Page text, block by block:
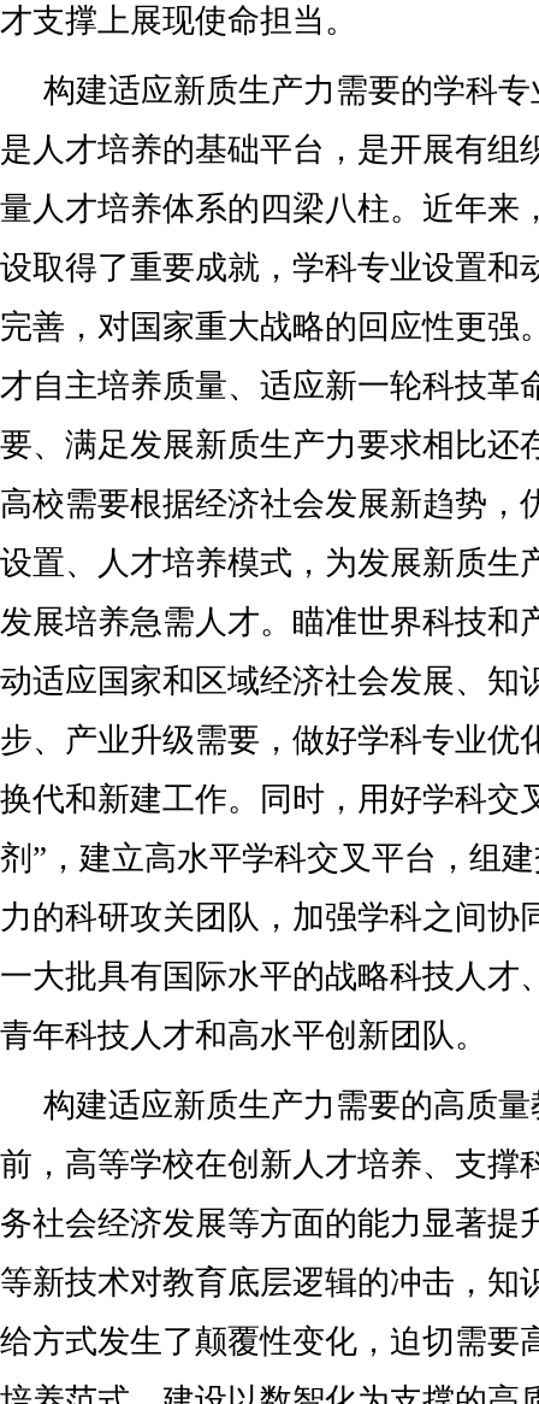
才支撑上展现使命担当。
构建适应新质生产力需要的学科
是人才培养的基础平台，是开展有组
量人才培养体系的四梁八柱。近年来
设取得了重要成就，学科专业设置和
完善，对国家重大战略的回应性更强
才自主培养质量、适应新一轮科技革
要、满足发展新质生产力要求相比还
高校需要根据经济社会发展新趋势，
设置、人才培养模式，为发展新质生
发展培养急需人才。瞄准世界科技和
动适应国家和区域经济社会发展、知
步、产业升级需要，做好学科专业优
换代和新建工作。同时，用好学科交
剂”，建立高水平学科交叉平台，组
力的科研攻关团队，加强学科之间协
一大批具有国际水平的战略科技人才
青年科技人才和高水平创新团队。
构建适应新质生产力需要的高质
前，高等学校在创新人才培养、支撑
务社会经济发展等方面的能力显著提
等新技术对教育底层逻辑的冲击，知
给方式发生了颠覆性变化，迫切需要